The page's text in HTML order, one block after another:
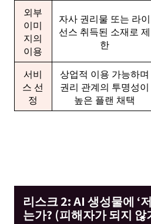
외부
이미
지의
이용
자사 권리물 또는 라이
선스 취득된 소재로 제
한
서비
스 선
정
상업적 이용 가능하며
권리 관계의 투명성이
높은 플랜 채택
리스크 2: AI 생성물에 ‘
는가? (피해자가 되지 않